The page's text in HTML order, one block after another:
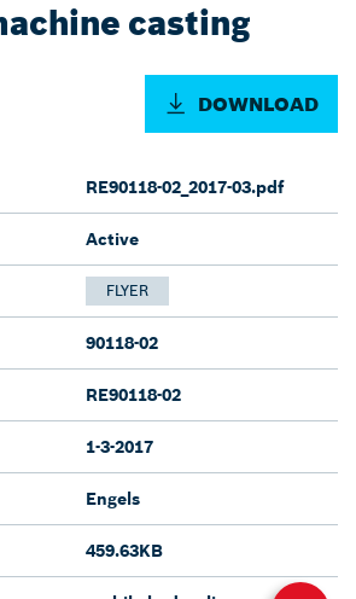
casting
DOWNLOAD
RE90118-02_2017-03.pdf
Active
FLYER
90118-02
RE90118-02
1-3-2017
Engels
459.63KB